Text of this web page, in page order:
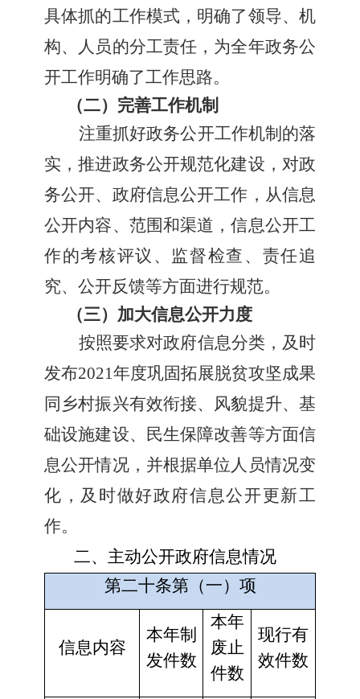
具体抓的工作模式 ， 明确了领导、机
构、人员的分工责任，为全年政务公
开工作明确了工作思路。
（二）完善工作机制
注重抓好政务公开工作机制的落
实，推进政务公开规范化建设，对政
务公开、政府信息公开工作，从信息
公开内容、范围和渠道，信息公开工
作的考核评议、监督检查、责任追
究、公开反馈等方面进行规范。
（三）加大信息公开力度
按照要求对政府信息分类，及时
发布2021年度巩固拓展脱贫攻坚成果
同乡村振兴有效衔接、风貌提升、基
础设施建设、民生保障改善等方面信
息公开情况，并根据单位人员情况变
化，及时做好政府信息公开更新工
作。
二、主动公开政府信息情况
第二十条第（一）项
信息内容
本年制
发件数
本年
废止
件数
现行有
效件数